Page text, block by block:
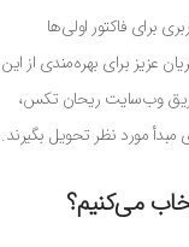
برای فاکتور اولی‌ها
عزیز برای بهره‌مندی از این
وب‌سایت ریحان تکس،
مورد نظر تحویل بگیرند.
می‌کنیم؟